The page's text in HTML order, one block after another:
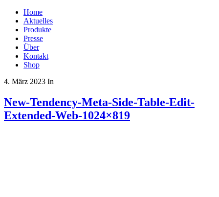
Home
Aktuelles
Produkte
Presse
Über
Kontakt
Shop
4. März 2023 In
New-Tendency-Meta-Side-Table-Edit-
Extended-Web-1024×819